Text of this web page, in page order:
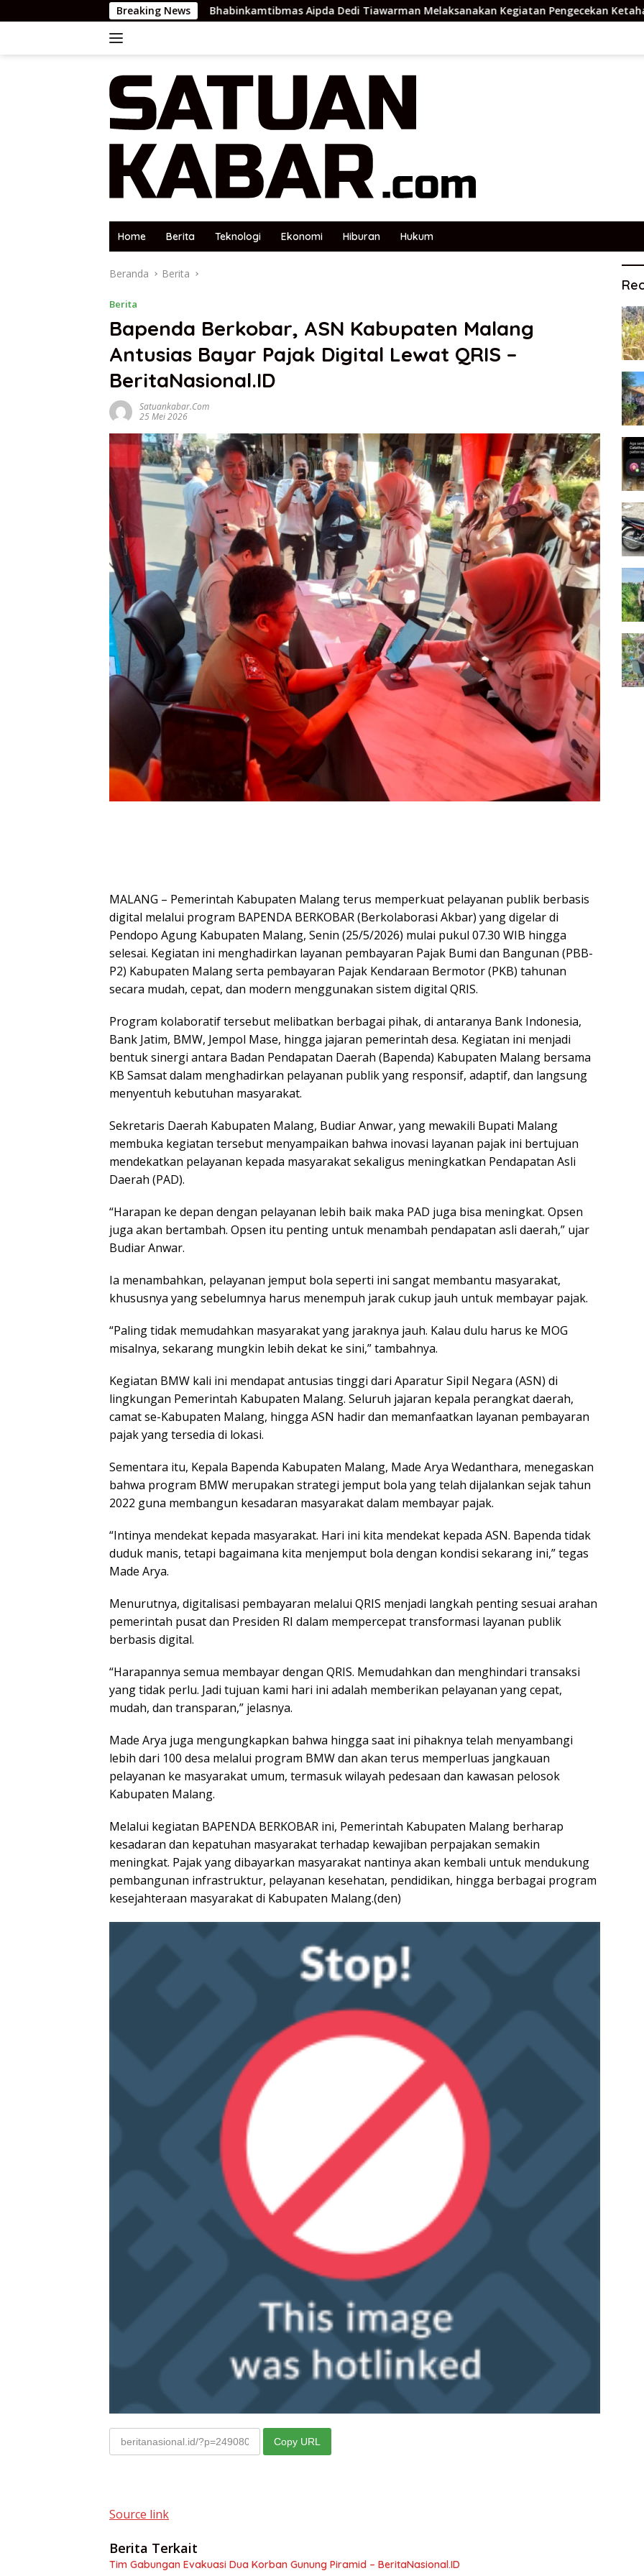
ke
Breaking News
Bhabinkamtibmas Aipda Dedi Tiawarman Melaksanakan Kegiatan Pengecekan Ketahanan Pangan
Home Berita Teknologi Ekonomi Hiburan Hukum
Beranda Berita
Berita
Bapenda Berkobar, ASN Kabupaten Malang
Antusias Bayar Pajak Digital Lewat QRIS –
BeritaNasional.ID
Satuankabar.com
25 Mei 2026
MALANG – Pemerintah Kabupaten Malang terus memperkuat pelayanan publik berbasis
digital melalui program BAPENDA BERKOBAR (Berkolaborasi Akbar) yang digelar di
Pendopo Agung Kabupaten Malang, Senin (25/5/2026) mulai pukul 07.30 WIB hingga
selesai. Kegiatan ini menghadirkan layanan pembayaran Pajak Bumi dan Bangunan (PBB-
P2) Kabupaten Malang serta pembayaran Pajak Kendaraan Bermotor (PKB) tahunan
secara mudah, cepat, dan modern menggunakan sistem digital QRIS.
Program kolaboratif tersebut melibatkan berbagai pihak, di antaranya Bank Indonesia,
Bank Jatim, BMW, Jempol Mase, hingga jajaran pemerintah desa. Kegiatan ini menjadi
bentuk sinergi antara Badan Pendapatan Daerah (Bapenda) Kabupaten Malang bersama
KB Samsat dalam menghadirkan pelayanan publik yang responsif, adaptif, dan langsung
menyentuh kebutuhan masyarakat.
Sekretaris Daerah Kabupaten Malang, Budiar Anwar, yang mewakili Bupati Malang
membuka kegiatan tersebut menyampaikan bahwa inovasi layanan pajak ini bertujuan
mendekatkan pelayanan kepada masyarakat sekaligus meningkatkan Pendapatan Asli
Daerah (PAD).
“Harapan ke depan dengan pelayanan lebih baik maka PAD juga bisa meningkat. Opsen
juga akan bertambah. Opsen itu penting untuk menambah pendapatan asli daerah,” ujar
Budiar Anwar.
Ia menambahkan, pelayanan jemput bola seperti ini sangat membantu masyarakat,
khususnya yang sebelumnya harus menempuh jarak cukup jauh untuk membayar pajak.
“Paling tidak memudahkan masyarakat yang jaraknya jauh. Kalau dulu harus ke MOG
misalnya, sekarang mungkin lebih dekat ke sini,” tambahnya.
Kegiatan BMW kali ini mendapat antusias tinggi dari Aparatur Sipil Negara (ASN) di
lingkungan Pemerintah Kabupaten Malang. Seluruh jajaran kepala perangkat daerah,
camat se-Kabupaten Malang, hingga ASN hadir dan memanfaatkan layanan pembayaran
pajak yang tersedia di lokasi.
Sementara itu, Kepala Bapenda Kabupaten Malang, Made Arya Wedanthara, menegaskan
bahwa program BMW merupakan strategi jemput bola yang telah dijalankan sejak tahun
2022 guna membangun kesadaran masyarakat dalam membayar pajak.
“Intinya mendekat kepada masyarakat. Hari ini kita mendekat kepada ASN. Bapenda tidak
duduk manis, tetapi bagaimana kita menjemput bola dengan kondisi sekarang ini,” tegas
Made Arya.
Menurutnya, digitalisasi pembayaran melalui QRIS menjadi langkah penting sesuai arahan
pemerintah pusat dan Presiden RI dalam mempercepat transformasi layanan publik
berbasis digital.
“Harapannya semua membayar dengan QRIS. Memudahkan dan menghindari transaksi
yang tidak perlu. Jadi tujuan kami hari ini adalah memberikan pelayanan yang cepat,
mudah, dan transparan,” jelasnya.
Made Arya juga mengungkapkan bahwa hingga saat ini pihaknya telah menyambangi
lebih dari 100 desa melalui program BMW dan akan terus memperluas jangkauan
pelayanan ke masyarakat umum, termasuk wilayah pedesaan dan kawasan pelosok
Kabupaten Malang.
Melalui kegiatan BAPENDA BERKOBAR ini, Pemerintah Kabupaten Malang berharap
kesadaran dan kepatuhan masyarakat terhadap kewajiban perpajakan semakin
meningkat. Pajak yang dibayarkan masyarakat nantinya akan kembali untuk mendukung
pembangunan infrastruktur, pelayanan kesehatan, pendidikan, hingga berbagai program
kesejahteraan masyarakat di Kabupaten Malang.(den)
Copy URL
Source link
Berita Terkait
Tim Gabungan Evakuasi Dua Korban Gunung Piramid – BeritaNasional.ID